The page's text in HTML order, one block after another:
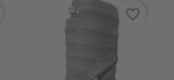
favorite_border